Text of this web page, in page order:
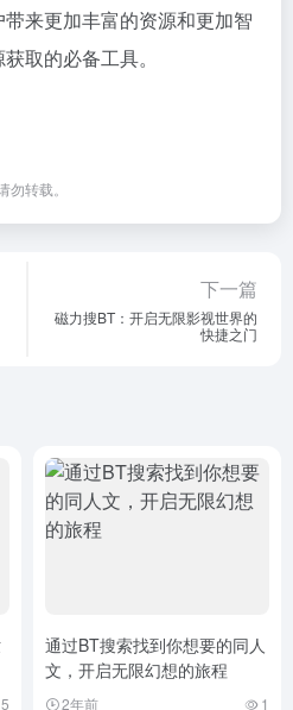
来更加丰富的资源和更加智
取的必备工具。
转载。
下一篇
磁力搜BT：开启无限影视世界的
快捷之门
5
通过BT搜索找到你想要的同人
文，开启无限幻想的旅程
2年前 1